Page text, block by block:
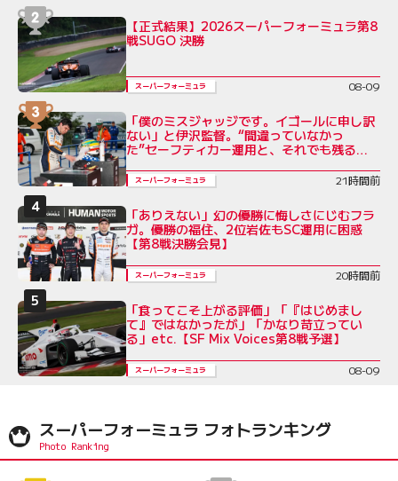
【正式結果】2026スーパーフォーミュラ第8
戦SUGO 決勝
スーパーフォーミュラ 08-09
「僕のミスジャッジです。イゴールに申し訳
ない」と伊沢監督。“間違っていなかっ
た”セーフティカー運用と、それでも残る不
スーパーフォーミュラ 21時間前
「ありえない」幻の優勝に悔しさにじむフラ
ガ。優勝の福住、2位岩佐もSC運用に困惑
【第8戦決勝会見】
スーパーフォーミュラ 20時間前
「食ってこそ上がる評価」「『はじめまし
て』ではなかったが」「かなり苛立ってい
る」etc.【SF Mix Voices第8戦予選】
スーパーフォーミュラ 08-09
スーパーフォーミュラ フォトランキング